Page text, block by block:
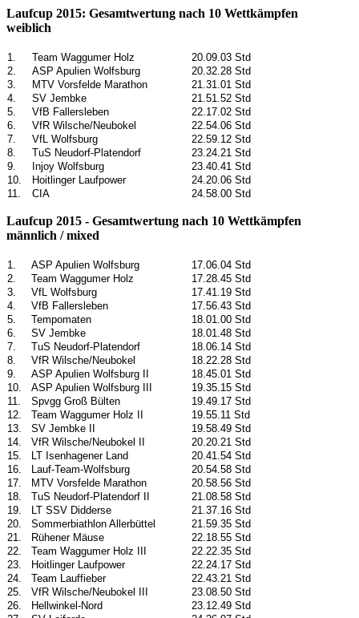
Laufcup 2015: Gesamtwertung nach 10 Wettkämpfen
weiblich
1. Team Waggumer Holz
20.09.03 Std
2.
ASP Apulien Wolfsburg
20.32.28 Std
3.
MTV Vorsfelde Marathon
21.31.01 Std
4.
SV Jembke
21.51.52 Std
5.
VfB Fallersleben
22.17.02 Std
6.
VfR Wilsche/Neubokel
22.54.06 Std
7.
VfL Wolfsburg
22.59.12 Std
8.
TuS Neudorf-Platendorf
23.24.21 Std
9.
Injoy Wolfsburg
23.40.41 Std
10.
Hoitlinger Laufpower
24.20.06 Std
11.
CIA 24.58.00 Std
Laufcup 2015 - Gesamtwertung nach 10 Wettkämpfen
männlich / mixed
1. ASP Apulien Wolfsburg
17.06.04 Std
2.
Team Waggumer Holz
17.28.45 Std
3.
VfL Wolfsburg
17.41.19 Std
4.
VfB Fallersleben
17.56.43 Std
5.
Tempomaten
18.01.00 Std
6.
SV Jembke
18.01.48 Std
7.
TuS Neudorf-Platendorf
18.06.14 Std
8.
VfR Wilsche/Neubokel
18.22.28 Std
9.
ASP Apulien Wolfsburg II
18.45.01 Std
10.
ASP Apulien Wolfsburg III
19.35.15 Std
11.
Spvgg Groß Bülten
19.49.17 Std
12.
Team Waggumer Holz II
19.55.11 Std
13.
SV Jembke II
19.58.49 Std
14.
VfR Wilsche/Neubokel II
20.20.21 Std
15.
LT Isenhagener Land
20.41.54 Std
16.
Lauf-Team-Wolfsburg
20.54.58 Std
17.
MTV Vorsfelde Marathon
20.58.56 Std
18.
TuS Neudorf-Platendorf II
21.08.58 Std
19.
LT SSV Didderse
21.37.16 Std
20.
Sommerbiathlon Allerbüttel
21.59.35 Std
21.
Rühener Mäuse
22.18.55 Std
22.
Team Waggumer Holz III
22.22.35 Std
23.
Hoitlinger Laufpower
22.24.17 Std
24.
Team Lauffieber
22.43.21 Std
25.
VfR Wilsche/Neubokel III
23.08.50 Std
26.
Hellwinkel-Nord
23.12.49 Std